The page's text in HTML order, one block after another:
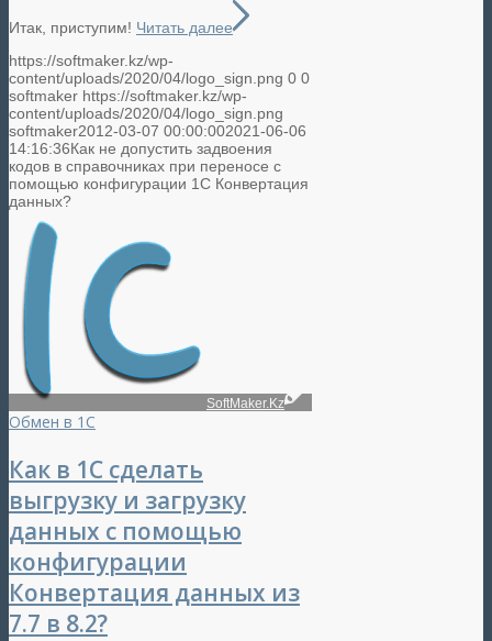
Итак, приступим! Читать далее
https://softmaker.kz/wp-
content/uploads/2020/04/logo_sign.png 0 0
softmaker https://softmaker.kz/wp-
content/uploads/2020/04/logo_sign.png
softmaker2012-03-07 00:00:002021-06-06
14:16:36Как не допустить задвоения
кодов в справочниках при переносе с
помощью конфигурации 1C Конвертация
данных?
SoftMaker.Kz
Обмен в 1С
Как в 1С сделать
выгрузку и загрузку
данных с помощью
конфигурации
Конвертация данных из
7.7 в 8.2?